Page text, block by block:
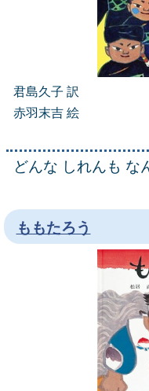
君島久子 訳
赤羽末吉 絵
どんな しれんも な
ももたろう